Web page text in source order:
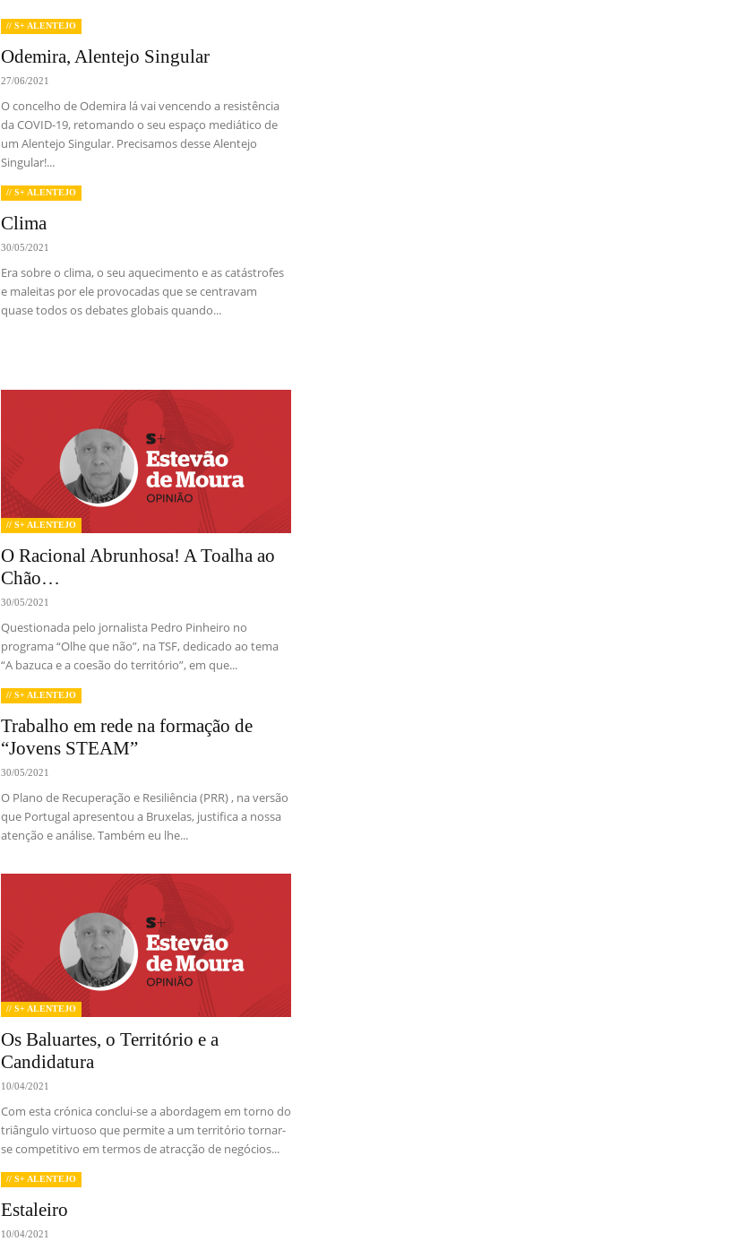
// S+ ALENTEJO
Odemira, Alentejo Singular
27/06/2021
O concelho de Odemira lá vai vencendo a resistência
da COVID-19, retomando o seu espaço mediático de
um Alentejo Singular. Precisamos desse Alentejo
Singular!...
// S+ ALENTEJO
Clima
30/05/2021
Era sobre o clima, o seu aquecimento e as catástrofes
e maleitas por ele provocadas que se centravam
quase todos os debates globais quando...
// S+ ALENTEJO
O Racional Abrunhosa! A Toalha ao
Chão…
30/05/2021
Questionada pelo jornalista Pedro Pinheiro no
programa “Olhe que não”, na TSF, dedicado ao tema
“A bazuca e a coesão do território”, em que...
// S+ ALENTEJO
Trabalho em rede na formação de
“Jovens STEAM”
30/05/2021
O Plano de Recuperação e Resiliência (PRR) , na versão
que Portugal apresentou a Bruxelas, justifica a nossa
atenção e análise. Também eu lhe...
// S+ ALENTEJO
Os Baluartes, o Território e a
Candidatura
10/04/2021
Com esta crónica conclui-se a abordagem em torno do
triângulo virtuoso que permite a um território tornar-
se competitivo em termos de atracção de negócios...
// S+ ALENTEJO
Estaleiro
10/04/2021